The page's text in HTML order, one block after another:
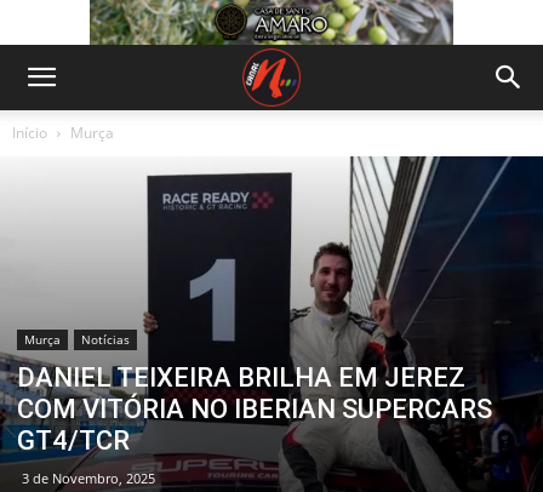
Início Murça
Murça Notícias
DANIEL TEIXEIRA BRILHA EM JEREZ
COM VITÓRIA NO IBERIAN SUPERCARS
GT4/TCR
3 de Novembro, 2025